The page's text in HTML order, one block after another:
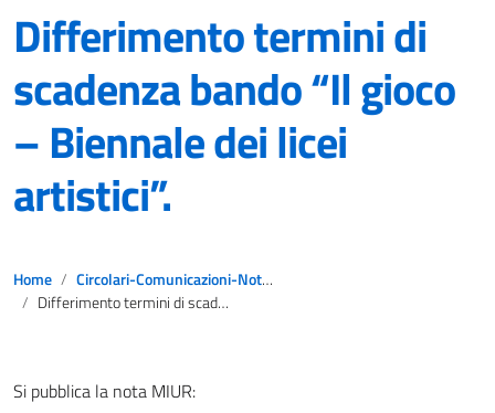
Differimento termini di
scadenza bando “Il gioco
– Biennale dei licei
artistici”.
Home
Circolari-Comunicazioni-Notizie
Differimento termini di scadenza bando “Il gioco – Biennale dei licei artistici”.
Si pubblica la nota MIUR: